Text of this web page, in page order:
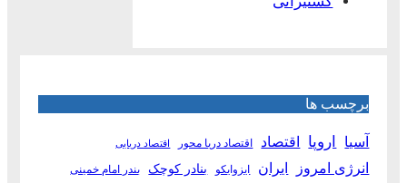
برچسب ها
آسیا اروپا اقتصاد اقتصاد دریا محور اقتصاد دریایی
انرژی امروز ایران ایزوایکو بنادر کوچک بندر امام خمینی